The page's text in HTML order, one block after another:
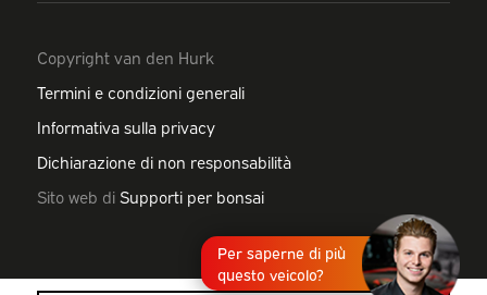
Per saperne di più
questo veicolo?
Copyright van den Hurk
Termini e condizioni generali
Informativa sulla privacy
Dichiarazione di non responsabilità
Sito web di Supporti per bonsai